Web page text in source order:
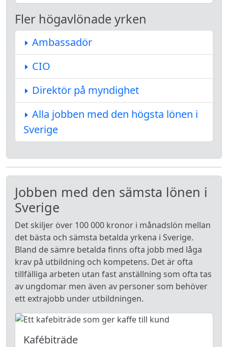
Fler högavlönade yrken
Ambassadör
CIO
Direktör på myndighet
Alla jobben med den högsta lönen i
Sverige
Jobben med den sämsta lönen i
Sverige
Det skiljer över 100 000 kronor i månadslön mellan
det bästa och sämsta betalda yrkena i Sverige.
Bland de sämre betalda finns ofta jobb med låga
krav på utbildning och kompetens. Det är ofta
tillfälliga arbeten utan fast anställning som ofta tas
av ungdomar men även av personer som behöver
ett extrajobb under utbildningen.
Kafébiträde